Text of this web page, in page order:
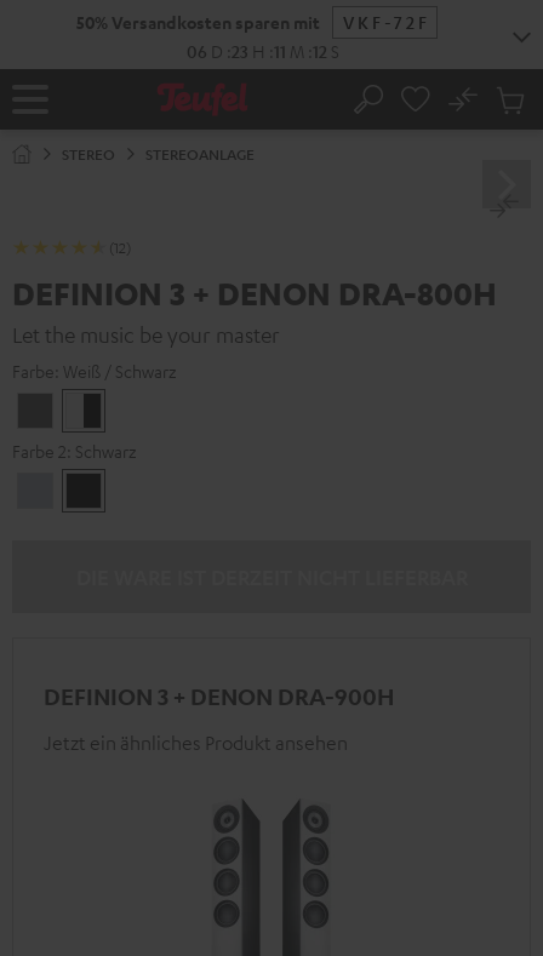
Startseite Suche
No
STEREO STEREOANLAGE
(12)
DEFINION 3 + DENON DRA-800H
Let the music be your master
Farbe: Weiß / Schwarz
/
Schwarz
Farbe 2: Schwarz
Silber
DEFINION 3 + DENON DRA-900H
Jetzt ein ähnliches Produkt ansehen